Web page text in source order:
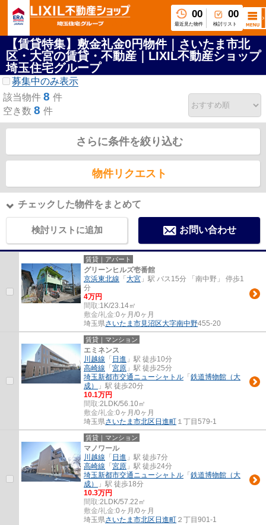
00
最近見た物件
00
検討リスト
【賃貸特集】敷金礼金0円物件｜さいたま市北
区・大宮の賃貸・不動産｜LIXIL不動産ショップ
埼玉住宅グループ
募集中のみ表示
該当物件 8 件
空き数 8 件
さらに条件を絞り込む
物件リクエスト
チェックした物件をまとめて
検討リストに追加 お問い合わせ
賃貸｜アパート
グリーンヒルズ壱番館
京浜東北線 「 大宮 」駅 バス15分 「南中野」 停歩1
分
4万円
間取:1K/23.14㎡
敷金/礼金:0ヶ月/0ヶ月
埼玉県さいたま市見沼区大字南中野455-20
賃貸｜マンション
エミネンス
川越線 「 日進 」駅 徒歩10分
高崎線 「 宮原 」駅 徒歩25分
埼玉新都市交通ニューシャトル 「 鉄道博物館（大
成）
」駅 徒歩20分
10.1万円
間取:2LDK/56.10㎡
敷金/礼金:0ヶ月/0ヶ月
埼玉県さいたま市北区 日進町 １丁目579-1
賃貸｜マンション
マノワール
川越線 「 日進 」駅 徒歩7分
高崎線 「 宮原 」駅 徒歩24分
埼玉新都市交通ニューシャトル 「 鉄道博物館（大
成）
」駅 徒歩18分
10.3万円
間取:2LDK/57.22㎡
敷金/礼金:0ヶ月/0ヶ月
埼玉県さいたま市北区 日進町 ２丁目901-1